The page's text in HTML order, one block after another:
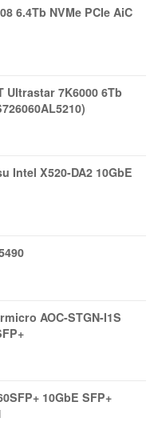
6.4Tb NVMe PCIe AiC
Ultrastar 7K6000 6Tb
Intel X520-DA2 10GbE
AOC-STGN-I1S
10GbE SFP+